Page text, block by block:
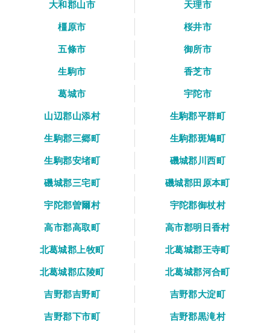
大和郡山市
天理市
橿原市
桜井市
五條市
御所市
生駒市
香芝市
葛城市
宇陀市
山辺郡山添村
生駒郡平群町
生駒郡三郷町
生駒郡斑鳩町
生駒郡安堵町
磯城郡川西町
磯城郡三宅町
磯城郡田原本町
宇陀郡曽爾村
宇陀郡御杖村
高市郡高取町
高市郡明日香村
北葛城郡上牧町
北葛城郡王寺町
北葛城郡広陵町
北葛城郡河合町
吉野郡吉野町
吉野郡大淀町
吉野郡下市町
吉野郡黒滝村